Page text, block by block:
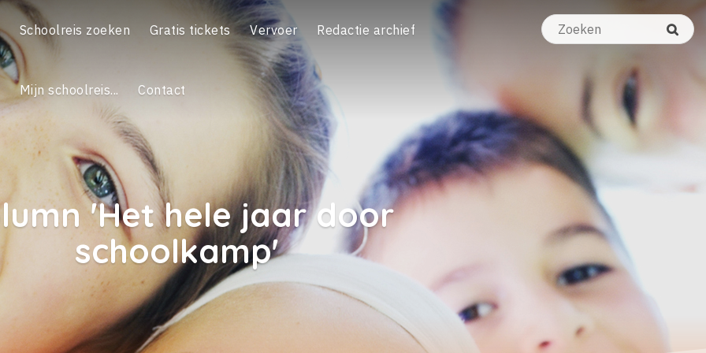
Schoolreis zoeken Gratis tickets Vervoer Redactie archief
Mijn schoolreis... Contact
'Het hele jaar door
schoolkamp'